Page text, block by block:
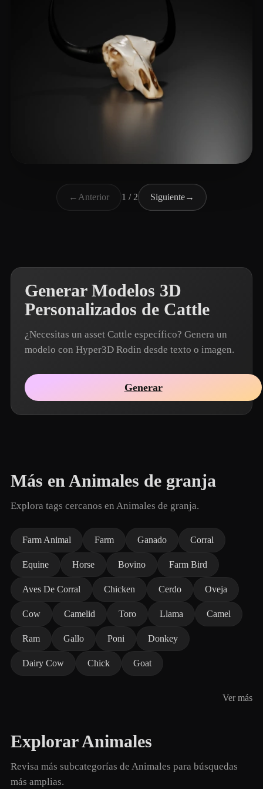
← Anterior 1 / 2 Siguiente→
Generar Modelos 3D
Personalizados de Cattle
¿Necesitas un asset Cattle específico? Genera un
modelo con Hyper3D Rodin desde texto o imagen.
Generar
Más en Animales de granja
Explora tags cercanos en Animales de granja.
Farm Animal Farm Ganado Corral
Equine Horse Bovino Farm Bird
Aves De Corral Chicken Cerdo Oveja
Cow Camelid Toro Llama Camel
Ram Gallo Poni Donkey
Dairy Cow Chick Goat
Ver más
Explorar Animales
Revisa más subcategorías de Animales para búsquedas
más amplias.